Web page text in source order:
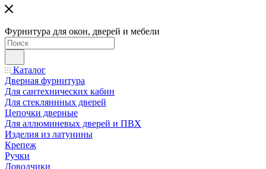
Фурнитура для окон, дверей и мебели
Каталог
Дверная фурнитура
Для сантехнических кабин
Для стекляннных дверей
Цепочки дверные
Для аллюминевых дверей и ПВХ
Изделия из латунины
Крепеж
Ручки
Доводчики